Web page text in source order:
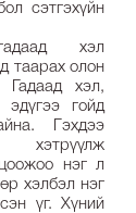
сэтгэхүйн
хэл
таарах олон
Гадаад хэл,
гойд
Гэхдээ
хэтрүүлж
нэг л
хэлбэл нэг
үг. Хүний